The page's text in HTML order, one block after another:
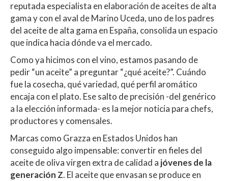
reputada especialista en elaboración de aceites de alta
gama y con el aval de Marino Uceda, uno de los padres
del aceite de alta gama en España, consolida un espacio
que indica hacia dónde va el mercado.
Como ya hicimos con el vino, estamos pasando de
pedir “un aceite” a preguntar “¿qué aceite?”. Cuándo
fue la cosecha, qué variedad, qué perfil aromático
encaja con el plato. Ese salto de precisión -del genérico
a la elección informada- es la mejor noticia para chefs,
productores y comensales.
Marcas como Grazza en Estados Unidos han
conseguido algo impensable: convertir en fieles del
aceite de oliva virgen extra de calidad a jóvenes de la
generación Z. El aceite que envasan se produce en